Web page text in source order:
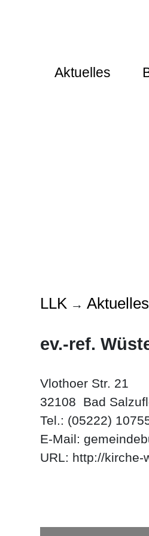
Aktuelles
LLK →Aktuelles
ev.-ref.
Vlothoer Str. 21
32108 Bad
Tel.: (05222)
E‑Mail:
URL: http://kirche-